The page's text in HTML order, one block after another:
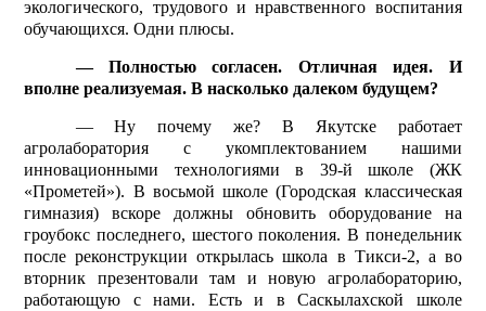
экологического, трудового и нравственного воспитания
обучающихся. Одни плюсы.
— Полностью согласен. Отличная идея. И
вполне реализуемая. В насколько далеком будущем?
— Ну почему же? В Якутске работает
агролаборатория с укомплектованием нашими
инновационными технологиями в 39-й школе (ЖК
«Прометей»). В восьмой школе (Городская классическая
гимназия) вскоре должны обновить оборудование на
гроубокс последнего, шестого поколения. В понедельник
после реконструкции открылась школа в Тикси-2, а во
вторник презентовали там и новую агролабораторию,
работающую с нами. Есть и в Саскылахской школе